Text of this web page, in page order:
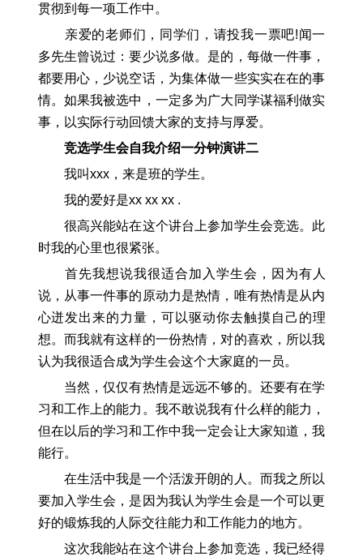
贯彻到每一项工作中。
亲爱的老师们，同学们，请投我一票吧!闻一
多先生曾说过：要少说多做。是的，每做一件事，
都要用心，少说空话，为集体做一些实实在在的事
情。如果我被选中，一定多为广大同学谋福利做实
事，以实际行动回馈大家的支持与厚爱。
竞选学生会自我介绍一分钟演讲二
我叫xxx，来是班的学生。
我的爱好是xx xx xx .
很高兴能站在这个讲台上参加学生会竞选。此
时我的心里也很紧张。
首先我想说我很适合加入学生会，因为有人
说，从事一件事的原动力是热情，唯有热情是从内
心迸发出来的力量，可以驱动你去触摸自己的理
想。而我就有这样的一份热情，对的喜欢，所以我
认为我很适合成为学生会这个大家庭的一员。
当然，仅仅有热情是远远不够的。还要有在学
习和工作上的能力。我不敢说我有什么样的能力，
但在以后的学习和工作中我一定会让大家知道，我
能行。
在生活中我是一个活泼开朗的人。而我之所以
要加入学生会，是因为我认为学生会是一个可以更
好的锻炼我的人际交往能力和工作能力的地方。
这次我能站在这个讲台上参加竞选，我已经得